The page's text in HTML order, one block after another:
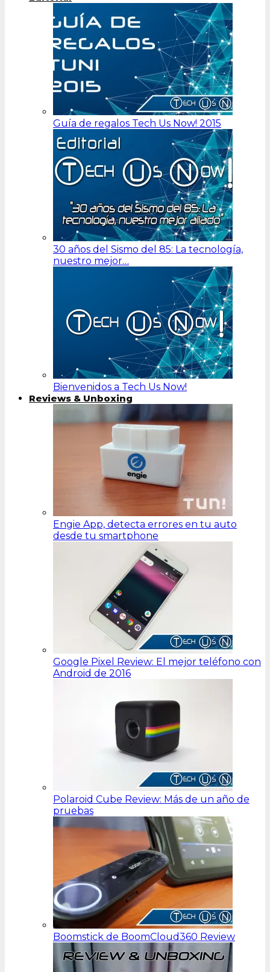
Guía de regalos Tech Us Now! 2015
30 años del Sismo del 85: La tecnología,
nuestro mejor…
Bienvenidos a Tech Us Now!
Reviews & Unboxing
Engie App, detecta errores en tu auto
desde tu smartphone
Google Pixel Review: El mejor teléfono con
Android de 2016
Polaroid Cube Review: Más de un año de
pruebas
Boomstick de BoomCloud360 Review